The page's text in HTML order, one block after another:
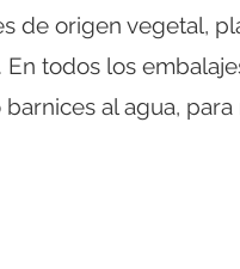
de origen vegetal,
En todos los
barnices al agua,